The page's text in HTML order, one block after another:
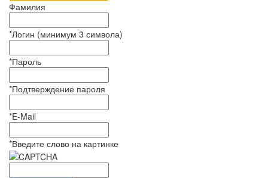
Фамилия
*Логин (минимум 3 символа)
*Пароль
*Подтверждение пароля
*E-Mail
*Введите слово на картинке